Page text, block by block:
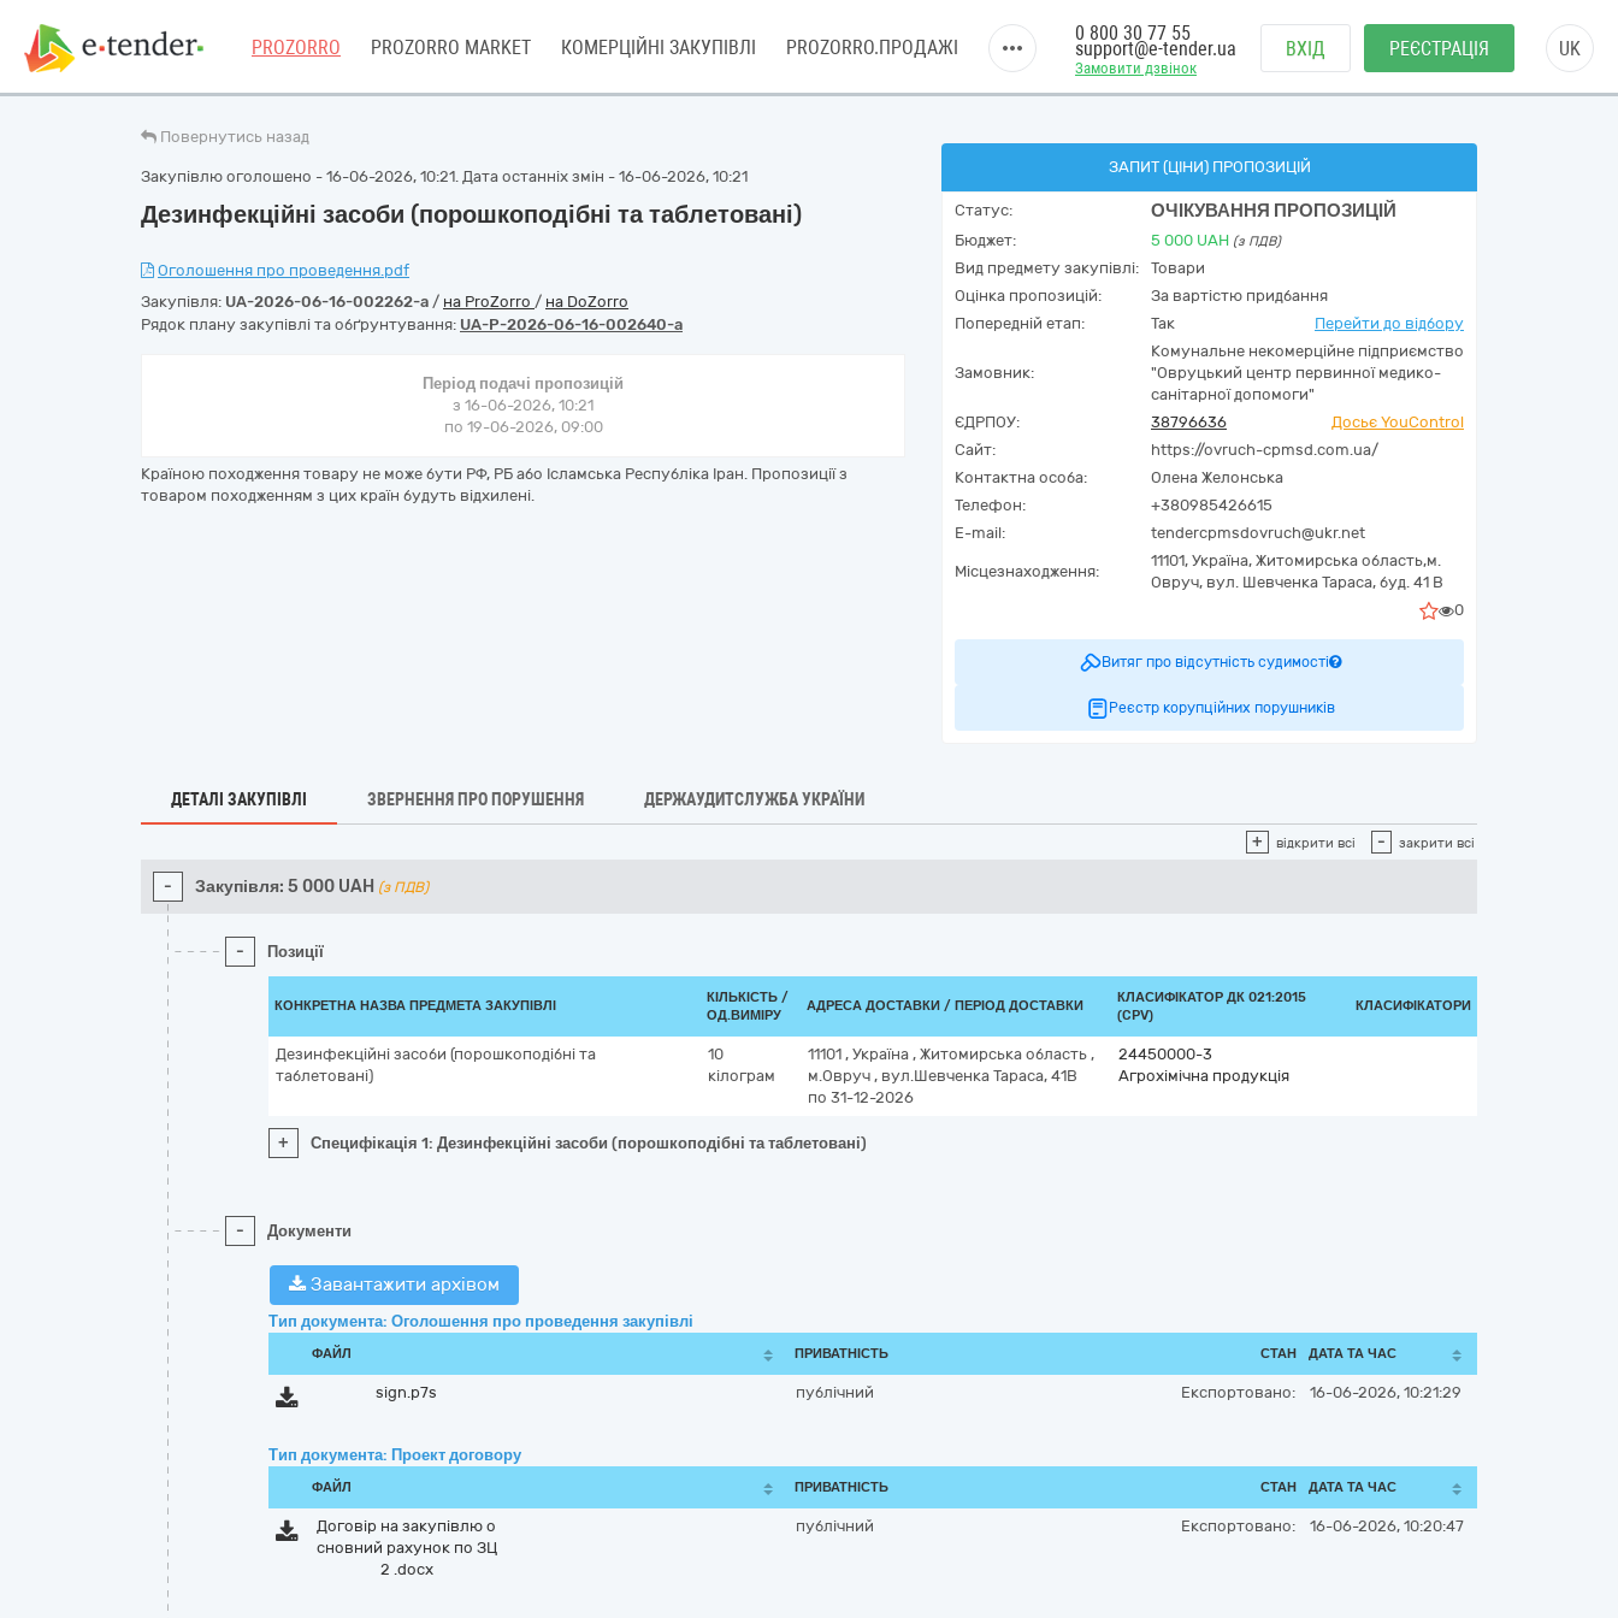
PROZORRO PROZORRO MARKET КОМЕРЦІЙНІ ЗАКУПІВЛІ PROZORRO.ПРОДАЖІ
Замовити дзвінок
0 800 30 77 55
support@e-tender.ua ВХІД РЕЄСТРАЦІЯ UK
Повернутись назад
Закупівлю оголошено - 16-06-2026, 10:21. Дата останніх змін - 16-06-2026, 10:21
Дезинфекційні засоби (порошкоподібні та таблетовані)
Оголошення про проведення.pdf
Закупівля: UA-2026-06-16-002262-a / на ProZorro / на DoZorro
Рядок плану закупівлі та обґрунтування: UA-P-2026-06-16-002640-a
Період подачі пропозицій
з 16-06-2026, 10:21
по 19-06-2026, 09:00
Країною походження товару не може бути РФ, РБ або Ісламська Республіка Іран. Пропозиції з
товаром походженням з цих країн будуть відхилені.
ЗАПИТ (ЦІНИ) ПРОПОЗИЦІЙ
Статус: ОЧІКУВАННЯ ПРОПОЗИЦІЙ
Бюджет: 5 000 UAH (з ПДВ)
Вид предмету закупівлі:
Товари
Оцінка пропозицій:
За вартістю придбання
Попередній етап:
Так Перейти до відбору
Замовник:
Комунальне некомерційне підприємство
"Овруцький центр первинної медико-
санітарної допомоги"
ЄДРПОУ:
38796636
Досьє YouControl
Сайт:
https://ovruch-cpmsd.com.ua/
Контактна особа:
Олена Желонська
Телефон:
+380985426615
E-mail:
tendercpmsdovruch@ukr.net
Місцезнаходження:
11101, Україна, Житомирська область,м.
Овруч, вул. Шевченка Тараса, буд. 41 В
0
Витяг про відсутність судимості
Реєстр корупційних порушників
ДЕТАЛІ ЗАКУПІВЛІ ЗВЕРНЕННЯ ПРО ПОРУШЕННЯ ДЕРЖАУДИТСЛУЖБА УКРАЇНИ
+ відкрити всі - закрити всі
- Закупівля: 5 000 UAH (з ПДВ)
- Позиції
КОНКРЕТНА НАЗВА ПРЕДМЕТА ЗАКУПІВЛІ
КІЛЬКІСТЬ /
ОД.ВИМІРУ
АДРЕСА ДОСТАВКИ / ПЕРІОД ДОСТАВКИ
КЛАСИФІКАТОР ДК 021:2015
(CPV)
КЛАСИФІКАТОРИ
Дезинфекційні засоби (порошкоподібні та
таблетовані)
10
кілограм
11101 , Україна , Житомирська область ,
м.Овруч , вул.Шевченка Тараса, 41В
по 31-12-2026
24450000-3
Агрохімічна продукція
+ Специфікація 1: Дезинфекційні засоби (порошкоподібні та таблетовані)
- Документи
Завантажити архівом
Тип документа: Оголошення про проведення закупівлі
ФАЙЛ ПРИВАТНІСТЬ СТАН ДАТА ТА ЧАС
sign.p7s публічний Експортовано: 16-06-2026, 10:21:29
Тип документа: Проект договору
ФАЙЛ ПРИВАТНІСТЬ СТАН ДАТА ТА ЧАС
Договір на закупівлю о
сновний рахунок по ЗЦ
2 .docx
публічний Експортовано: 16-06-2026, 10:20:47